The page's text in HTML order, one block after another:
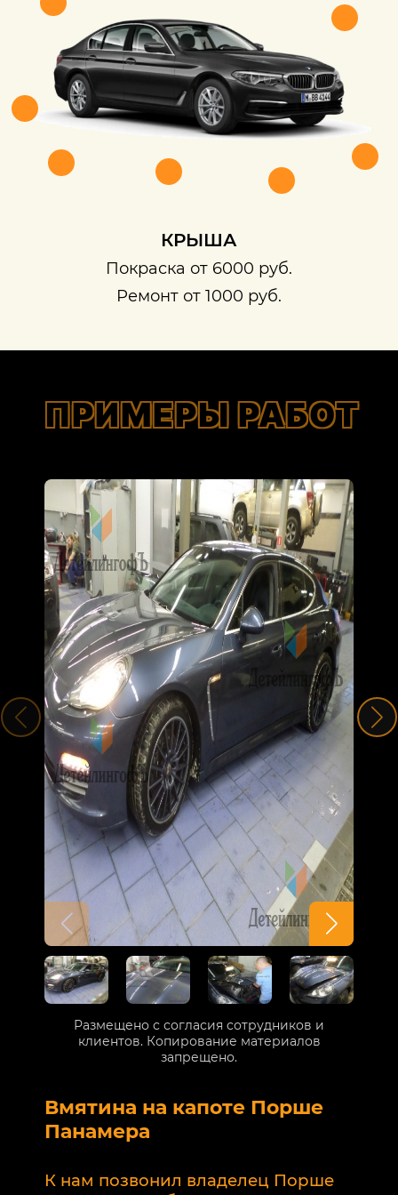
КРЫША
Покраска от 6000 руб.
Ремонт от 1000 руб.
ПРИМЕРЫ РАБОТ
Вмятина на капоте Порше
Панамера
К нам позвонил владелец Порше
Размещено с согласия сотрудников и
клиентов. Копирование материалов
запрещено.